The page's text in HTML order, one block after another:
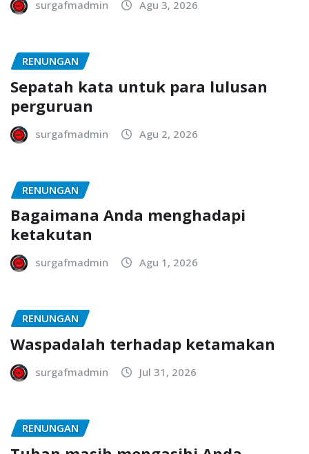
surgafmadmin Agu 3, 2026
RENUNGAN
Sepatah kata untuk para lulusan
perguruan
surgafmadmin Agu 2, 2026
RENUNGAN
Bagaimana Anda menghadapi
ketakutan
surgafmadmin Agu 1, 2026
RENUNGAN
Waspadalah terhadap ketamakan
surgafmadmin Jul 31, 2026
RENUNGAN